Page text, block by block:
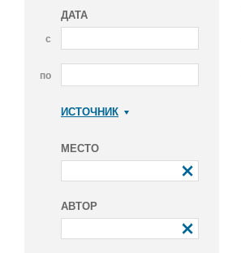
ДАТА
с
по
ИСТОЧНИК
МЕСТО
АВТОР